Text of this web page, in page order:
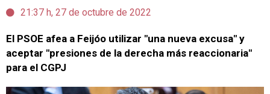
21:37 h, 27 de octubre de 2022
El PSOE afea a Feijóo utilizar "una nueva excusa" y
aceptar "presiones de la derecha más reaccionaria"
para el CGPJ